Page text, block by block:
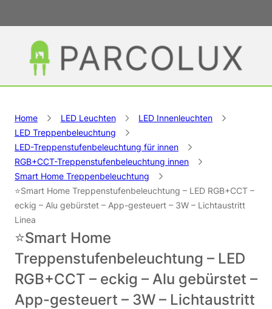
Home LED Leuchten
LED Innenleuchten
LED Treppenbeleuchtung
LED-Treppenstufenbeleuchtung für innen
RGB+CCT-Treppenstufenbeleuchtung innen
Smart Home Treppenbeleuchtung
⭐Smart Home Treppenstufenbeleuchtung – LED RGB+CCT –
eckig – Alu gebürstet – App-gesteuert – 3W – Lichtaustritt
Linea
⭐Smart Home
Treppenstufenbeleuchtung – LED
RGB+CCT – eckig – Alu gebürstet –
App-gesteuert – 3W – Lichtaustritt